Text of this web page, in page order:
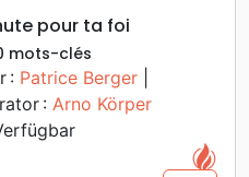
search VORSCHAU
pour ta foi
mots-clés
: Patrice Berger
: Arno Körper